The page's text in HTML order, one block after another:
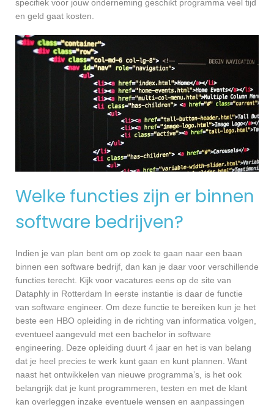
specifiek voor jouw onderneming geschikt programma veel tijd
en geld gaat kosten.
Welke functies zijn er binnen
software bedrijven?
Indien je van plan bent om op zoek te gaan naar een baan
binnen een software bedrijf, dan kan je daar voor verschillende
functies terecht. Kijk voor vacatures eens op de site van
Dataphly in Rotterdam In eerste instantie is daar de functie
van software engineer. Om deze functie te bereiken kun je het
beste een HBO opleiding in de richting van informatica volgen,
eventueel aangevuld met een bachelor in software
engineering. Deze opleiding duurt 4 jaar en het is van belang
dat je heel precies te werk kunt gaan en kunt plannen. Want
naast het ontwikkelen van nieuwe programma’s, is het ook
belangrijk dat je kunt programmeren, testen en met de klant
kan overleggen inzake eventuele wensen en aanpassingen